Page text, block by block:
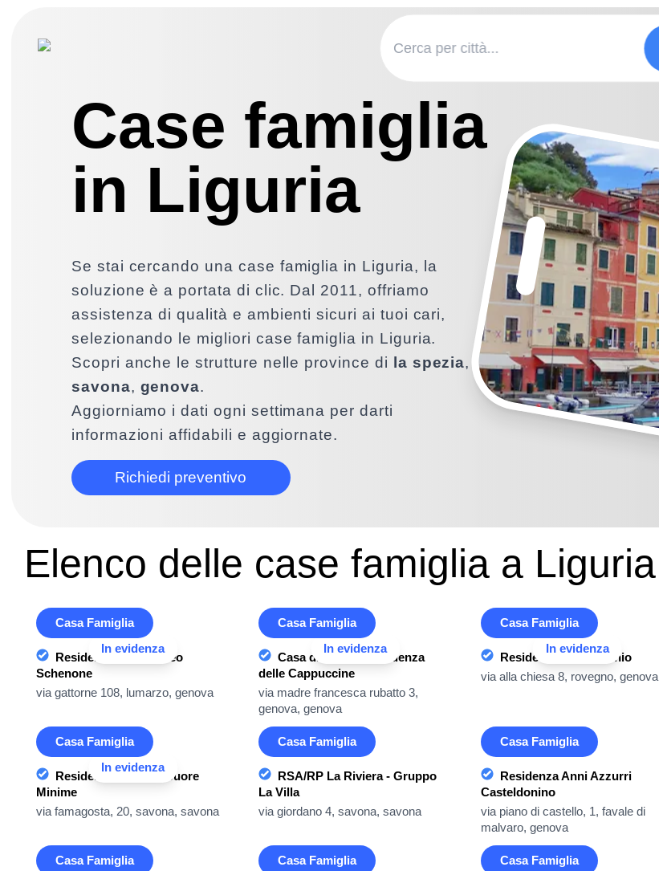
Case famiglia
in Liguria
Se stai cercando una case famiglia in Liguria, la
soluzione è a portata di clic. Dal 2011, offriamo
assistenza di qualità e ambienti sicuri ai tuoi cari,
selezionando le migliori case famiglia in Liguria.
Scopri anche le strutture nelle province di
la spezia,
savona, genova.
Aggiorniamo i dati ogni settimana per darti
informazioni affidabili e aggiornate.
Richiedi preventivo
Elenco delle case famiglia a Liguria
In evidenza
Casa Famiglia
Residenza Bartolomeo
Schenone
via gattorne 108, lumarzo, genova
In evidenza
Casa Famiglia
Casa di Riposo Residenza
delle Cappuccine
via madre francesca rubatto 3,
genova, genova
In evidenza
Casa Famiglia
Residenza Felice Conio
via alla chiesa 8, rovegno, genova
In evidenza
Casa Famiglia
Residenza Protetta Suore
Minime
via famagosta, 20, savona, savona
Casa Famiglia
RSA/RP La Riviera - Gruppo
La Villa
via giordano 4, savona, savona
Casa Famiglia
Residenza Anni Azzurri
Casteldonino
via piano di castello, 1, favale di
malvaro, genova
Casa Famiglia Casa Famiglia Casa Famiglia